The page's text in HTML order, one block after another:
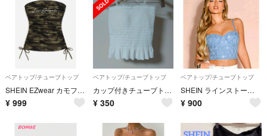
ベアトップ/チューブトップ
SHEIN EZwear カモフラージュ柄 ドローストリングチューブトップ
¥ 999
ベアトップ/チューブトップ
カップ付きチューブトップ フリーサイズ
¥ 350
ベアトップ/チューブトップ
SHEIN ラインストーン デニム ビスチェ
¥ 900